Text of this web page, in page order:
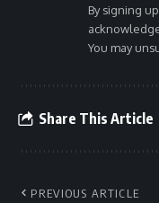
By signing
You may
Share This Article
PREVIOUS ARTICLE